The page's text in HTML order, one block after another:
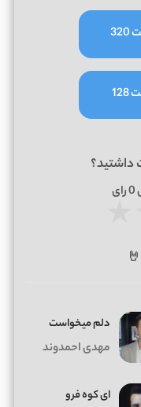
داشتید؟
0رای
دلم میخواست
مهدی احمدوند
ای کوه فرو